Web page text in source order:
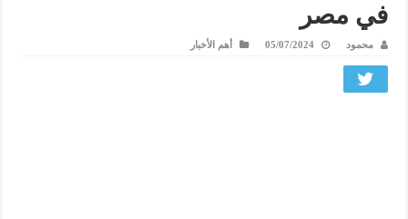
في مصر
محمود 05/07/2024 أهم الأخبار